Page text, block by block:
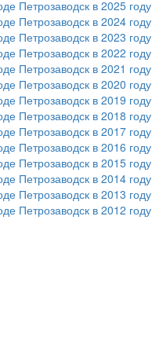
Петрозаводск в 2025 году
Петрозаводск в 2024 году
Петрозаводск в 2023 году
Петрозаводск в 2022 году
Петрозаводск в 2021 году
Петрозаводск в 2020 году
Петрозаводск в 2019 году
Петрозаводск в 2018 году
Петрозаводск в 2017 году
Петрозаводск в 2016 году
Петрозаводск в 2015 году
Петрозаводск в 2014 году
Петрозаводск в 2013 году
Петрозаводск в 2012 году